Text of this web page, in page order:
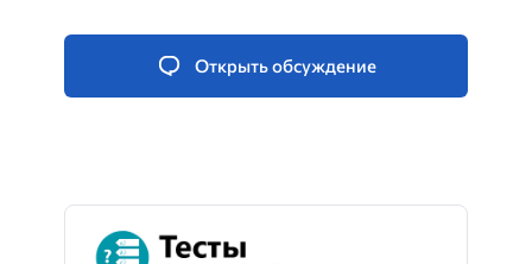
Открыть обсуждение